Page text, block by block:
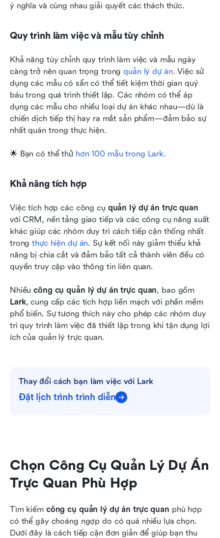
ý nghĩa và cùng nhau giải quyết các thách thức.
Quy trình làm việc và mẫu tùy chỉnh
Khả năng tùy chỉnh quy trình làm việc và mẫu ngày
càng trở nên quan trọng trong quản lý dự án. Việc sử
dụng các mẫu có sẵn có thể tiết kiệm thời gian quý
báu trong quá trình thiết lập. Các nhóm có thể áp
dụng các mẫu cho nhiều loại dự án khác nhau—dù là
chiến dịch tiếp thị hay ra mắt sản phẩm—đảm bảo sự
nhất quán trong thực hiện.
🌟 Bạn có thể thử hơn 100 mẫu trong Lark.
Khả năng tích hợp
Việc tích hợp các công cụ quản lý dự án trực quan
với CRM, nền tảng giao tiếp và các công cụ năng suất
khác giúp các nhóm duy trì cách tiếp cận thống nhất
trong thực hiện dự án. Sự kết nối này giảm thiểu khả
năng bị chia cắt và đảm bảo tất cả thành viên đều có
quyền truy cập vào thông tin liên quan.
Nhiều công cụ quản lý dự án trực quan
Lark, cung cấp các tích hợp liền mạch với phần mềm
phổ biến. Sự tương thích này cho phép các nhóm duy
trì quy trình làm việc đã thiết lập trong khi tận dụng lợi
ích của quản lý trực quan.
Thay đổi cách bạn làm việc với Lark
Đặt lịch trình trình diễn
Chọn Công Cụ Quản Lý Dự Án
Trực Quan Phù Hợp
Tìm kiếm công cụ quản lý dự án trực quan phù hợp
có thể gây choáng ngợp do có quá nhiều lựa chọn.
Dưới đây là cách tiếp cận đơn giản để giúp bạn thu